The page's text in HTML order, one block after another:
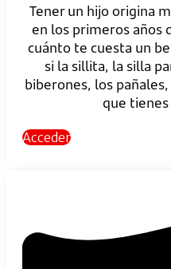
Tener un hijo origina
en los primeros años
cuánto te cuesta un
si la sillita, la silla
biberones, los
que
Acceder